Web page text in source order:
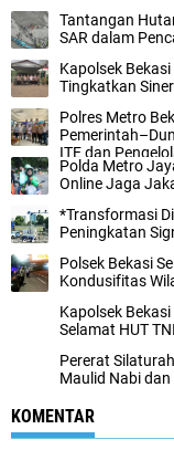
Tantangan
SAR dalam
Kapolsek
Tingkatkan
Polres Metro
ITE dan
Polda Metro
Online Jaga
*Transformasi
Peningkatan
Polsek Bekasi
Kondusifitas
Kapolsek
Selamat HUT
Pererat
Maulid Nabi
KOMENTAR